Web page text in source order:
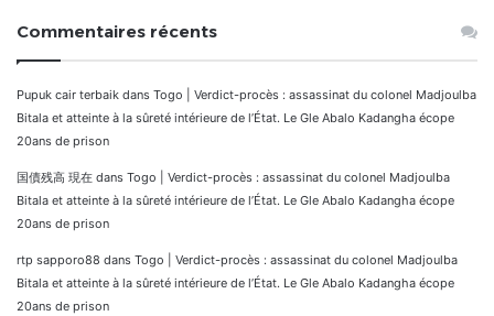
Commentaires récents
Pupuk cair terbaik dans Togo | Verdict-procès : assassinat du colonel Madjoulba
Bitala et atteinte à la sûreté intérieure de l’État. Le Gle Abalo Kadangha écope
20ans de prison
国債残高 現在 dans Togo | Verdict-procès : assassinat du colonel Madjoulba
Bitala et atteinte à la sûreté intérieure de l’État. Le Gle Abalo Kadangha écope
20ans de prison
rtp sapporo88 dans Togo | Verdict-procès : assassinat du colonel Madjoulba
Bitala et atteinte à la sûreté intérieure de l’État. Le Gle Abalo Kadangha écope
20ans de prison